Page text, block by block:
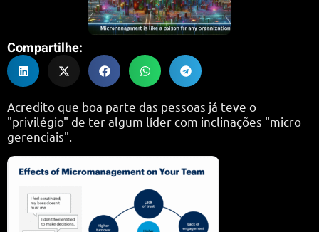
Compartilhe:
Acredito que boa parte das pessoas já teve o
"privilégio" de ter algum líder com inclinações "micro
gerenciais".